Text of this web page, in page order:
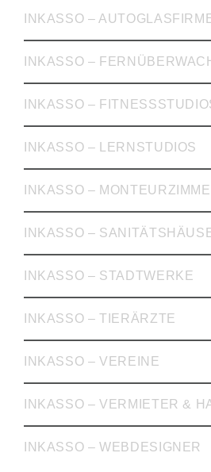
INKASSO –
INKASSO –
INKASSO –
INKASSO – LERNSTUDIOS
INKASSO –
INKASSO –
INKASSO – STADTWERKE
INKASSO – TIERÄRZTE
INKASSO – VEREINE
INKASSO – VERMIETER &
INKASSO – WEBDESIGNER